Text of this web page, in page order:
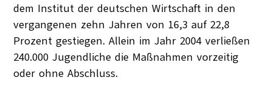
dem Institut der deutschen Wirtschaft in den
vergangenen zehn Jahren von 16,3 auf 22,8
Prozent gestiegen. Allein im Jahr 2004 verließen
240.000 Jugendliche die Maßnahmen vorzeitig
oder ohne Abschluss.